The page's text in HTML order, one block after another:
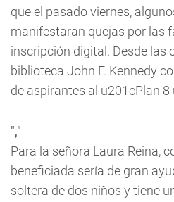
que el pasado viernes,
manifestaran quejas por las
inscripción digital. Desde las
biblioteca John F. Kennedy
de aspirantes al u201cPlan 8
","
Para la señora Laura Reina,
beneficiada sería de gran
soltera de dos niños y tiene